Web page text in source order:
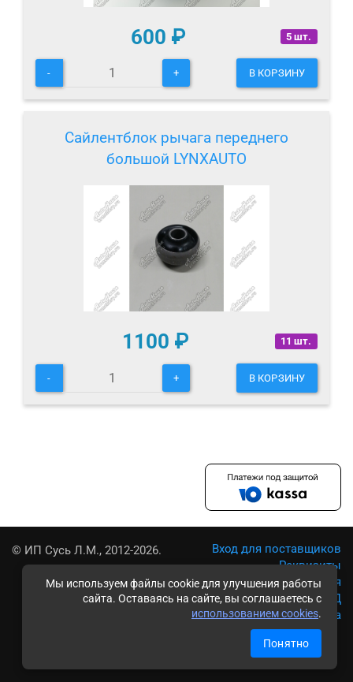
Мы используем файлы cookie для улучшения работы
сайта. Оставаясь на сайте, вы соглашаетесь с
использованием cookies.
Понятно
5 шт.
600 ₽
- + В КОРЗИНУ
Сайлентблок рычага переднего
большой LYNXAUTO
11 шт.
1100 ₽
- + В КОРЗИНУ
© ИП Сусь Л.М., 2012-2026.
Вход для поставщиков
Реквизиты
Условия использования
Политика обработки ПД
Карта сайта